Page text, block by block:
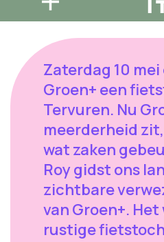
Zaterdag 10
Groen+ een
Tervuren. Nu
meerderheid
wat zaken
Roy gidst ons
zichtbare
van Groen+.
rustige